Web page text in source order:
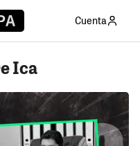
Cuenta
Ica